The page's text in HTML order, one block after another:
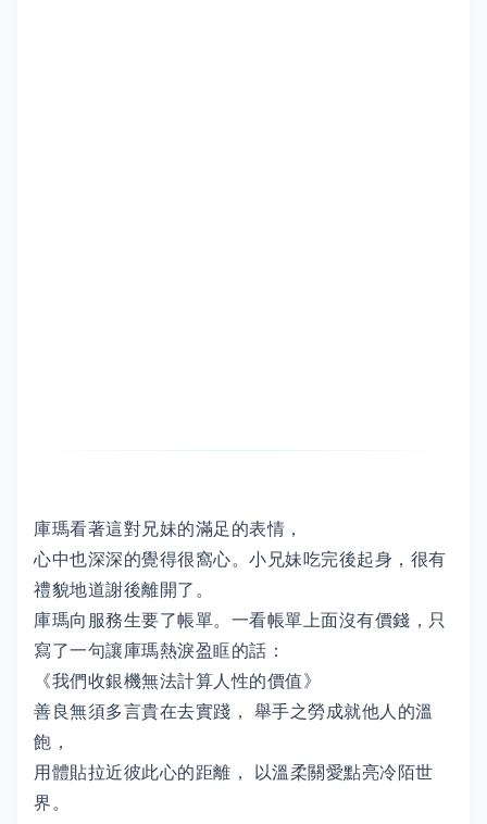
庫瑪看著這對兄妹的滿足的表情，
心中也深深的覺得很窩心。小兄妹吃完後起身，很有
禮貌地道謝後離開了。
庫瑪向服務生要了帳單。一看帳單上面沒有價錢，只
寫了一句讓庫瑪熱淚盈眶的話：
《我們收銀機無法計算人性的價值》
善良無須多言貴在去實踐， 舉手之勞成就他人的溫
飽，
用體貼拉近彼此心的距離， 以溫柔關愛點亮冷陌世
界。